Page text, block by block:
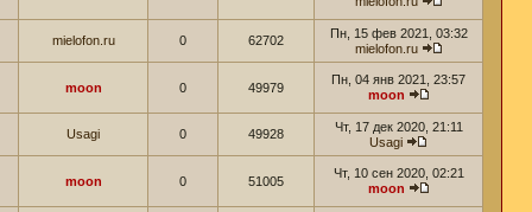
mielofon.ru 0 62702
Пн, 15 фев 2021, 03:32
mielofon.ru
moon 0 49979
Пн, 04 янв 2021, 23:57
moon
Usagi 0 49928
Чт, 17 дек 2020, 21:11
Usagi
moon 0 51005
Чт, 10 сен 2020, 02:21
moon